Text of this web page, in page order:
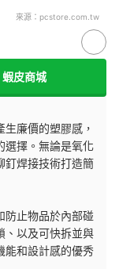
來源： pcstore.com.tw
蝦皮商城
廉價的塑膠感，
選擇。無論是氧化
釘焊接技術打造簡
防止物品於內部碰
、以及可快拆並與
能和設計感的優秀